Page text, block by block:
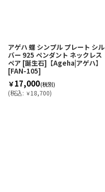
アゲハ 蝶 シンプル プレート シル
バー 925 ペンダント ネックレス
ペア [誕生石]【Ageha|アゲハ】
[FAN-105]
￥17,000(税別)
(税込: ￥18,700)